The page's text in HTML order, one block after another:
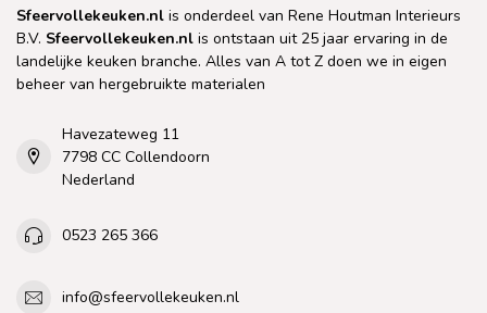
Sfeervollekeuken.nl is onderdeel van Rene Houtman Interieurs
B.V. Sfeervollekeuken.nl is ontstaan uit 25 jaar ervaring in de
landelijke keuken branche. Alles van A tot Z doen we in eigen
beheer van hergebruikte materialen
Havezateweg 11
7798 CC Collendoorn
Nederland
0523 265 366
info@sfeervollekeuken.nl